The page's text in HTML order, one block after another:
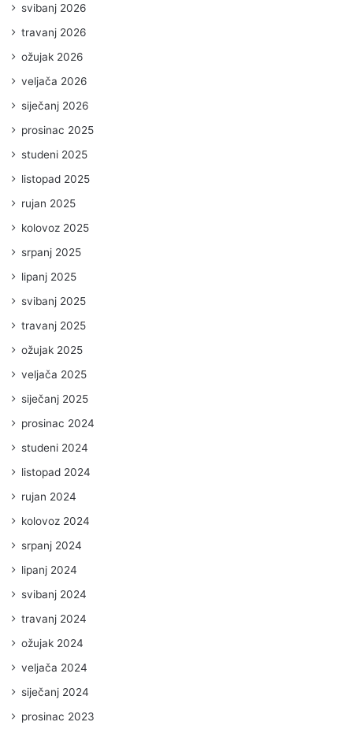
svibanj 2026
travanj 2026
ožujak 2026
veljača 2026
siječanj 2026
prosinac 2025
studeni 2025
listopad 2025
rujan 2025
kolovoz 2025
srpanj 2025
lipanj 2025
svibanj 2025
travanj 2025
ožujak 2025
veljača 2025
siječanj 2025
prosinac 2024
studeni 2024
listopad 2024
rujan 2024
kolovoz 2024
srpanj 2024
lipanj 2024
svibanj 2024
travanj 2024
ožujak 2024
veljača 2024
siječanj 2024
prosinac 2023